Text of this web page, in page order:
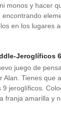
monos y hacer
encontrando
en los lugares
Jeroglíficos
juego de
Alan. Tienes que
9 jeroglíficos.
franja amarilla y